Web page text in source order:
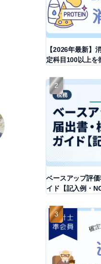
【2026年最新】
定科目100以上を
ベースアップ評
イド【記入例・